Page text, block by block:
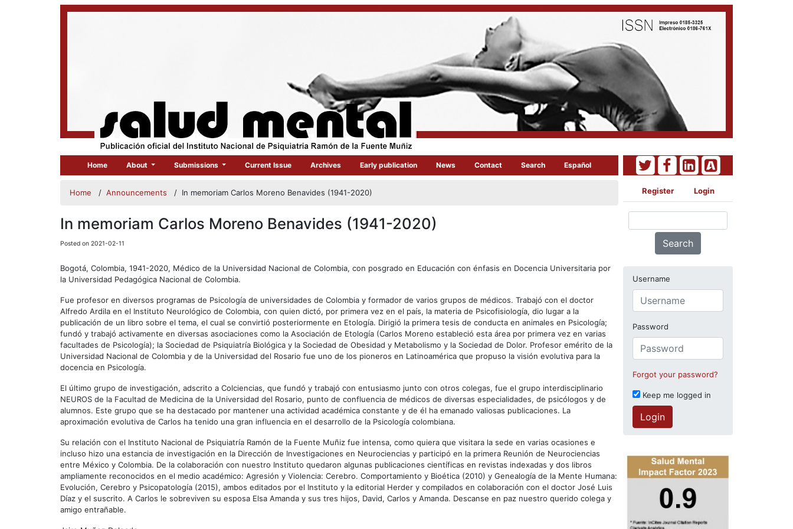
Home About Submissions Current Issue Archives Early publication News Contact Search Español
Home / Announcements / In memoriam Carlos Moreno Benavides (1941-2020)
In memoriam Carlos Moreno Benavides (1941-2020)
Posted on 2021-02-11
Bogotá, Colombia, 1941-2020, Médico de la Universidad Nacional de Colombia, con posgrado en Educación con énfasis en Docencia Universitaria por
la Universidad Pedagógica Nacional de Colombia.
Fue profesor en diversos programas de Psicología de universidades de Colombia y formador de varios grupos de médicos. Trabajó con el doctor
Alfredo Ardila en el Instituto Neurológico de Colombia, con quien dictó, por primera vez en el país, la materia de Psicofisiología, dio lugar a la
publicación de un libro sobre el tema, el cual se convirtió posteriormente en Etología. Dirigió la primera tesis de conducta en animales en Psicología;
fundó y trabajó activamente en diversas asociaciones como la Asociación de Etología (Carlos Moreno estableció esta área por primera vez en varias
facultades de Psicología); la Sociedad de Psiquiatría Biológica y la Sociedad de Obesidad y Metabolismo y la Sociedad de Dolor. Profesor emérito de la
Universidad Nacional de Colombia y de la Universidad del Rosario fue uno de los pioneros en Latinoamérica que propuso la visión evolutiva para la
docencia en Psicología.
El último grupo de investigación, adscrito a Colciencias, que fundó y trabajó con entusiasmo junto con otros colegas, fue el grupo interdisciplinario
NEUROS de la Facultad de Medicina de la Universidad del Rosario, punto de confluencia de médicos de diversas especialidades, de psicólogos y de
alumnos. Este grupo que se ha destacado por mantener una actividad académica constante y de él ha emanado valiosas publicaciones. La
aproximación evolutiva de Carlos ha tenido una gran influencia en el desarrollo de la Psicología colombiana.
Su relación con el Instituto Nacional de Psiquiatría Ramón de la Fuente Muñiz fue intensa, como quiera que visitara la sede en varias ocasiones e
incluso hizo una estancia de investigación en la Dirección de Investigaciones en Neurociencias y participó en la primera Reunión de Neurociencias
entre México y Colombia. De la colaboración con nuestro Instituto quedaron algunas publicaciones científicas en revistas indexadas y dos libros
ampliamente reconocidos en el medio académico: Agresión y Violencia: Cerebro. Comportamiento y Bioética (2010) y Genealogía de la Mente Humana:
Evolución, Cerebro y Psicopatología (2015), ambos editados por el Instituto y la editorial Herder y compilados en colaboración con el doctor José Luis
Díaz y el suscrito. A Carlos le sobreviven su esposa Elsa Amanda y sus tres hijos, David, Carlos y Amanda. Descanse en paz nuestro querido colega y
amigo entrañable.
Register Login
Search
Username
Password
Forgot your password?
Keep me logged in
Login